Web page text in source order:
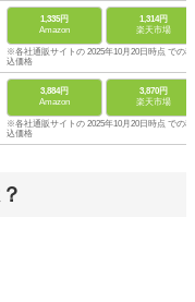
1,335円
Amazon
1,314円
楽天市場
※各社通販サイトの 2025年10月20日時点 での税
込価格
3,884円
Amazon
3,870円
楽天市場
※各社通販サイトの 2025年10月20日時点 での税
込価格